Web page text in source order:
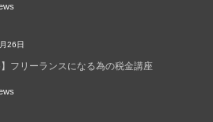
26日
】フリーランスになる為の税金講座